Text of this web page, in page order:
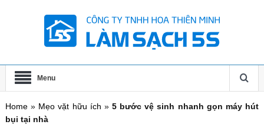
Menu
Home» Mẹo vặt hữu ích » 5 bước vệ sinh nhanh gọn máy hút
bụi tại nhà